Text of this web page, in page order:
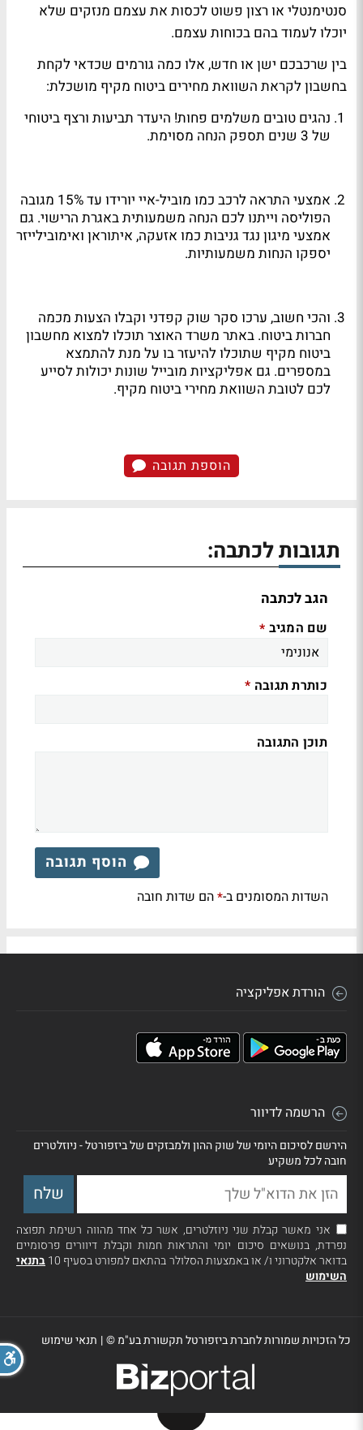
סנטימנטלי או רצון פשוט לכסות את עצמם מנזקים שלא
יוכלו לעמוד בהם בכוחות עצמם.
בין שרכבכם ישן או חדש, אלו כמה גורמים שכדאי לקחת
בחשבוןלקראת השוואת מחירים ביטוח מקיף מושכלת:
נהגים טובים משלמים פחות! היעדר תביעות ורצף ביטוחי
של 3 שנים תספק הנחה מסוימת.
אמצעי התראה לרכב כמו מוביל-איי יורידו עד 15% מגובה
הפוליסה וייתנו לכם הנחה משמעותית באגרת הרישוי. גם
אמצעי מיגון נגד גניבות כמו אזעקה, איתוראן ואימובילייזר
יספקו הנחות משמעותיות.
והכי חשוב, ערכו סקר שוק קפדני וקבלו הצעות מכמה
חברות ביטוח. באתר משרד האוצר תוכלו למצוא מחשבון
ביטוח מקיף שתוכלו להיעזר בו על מנת להתמצא
במספרים. גם אפליקציות מובייל שונות יכולות לסייע
לכם לטובת השוואת מחירי ביטוח מקיף.
הוספת תגובה
תגובות לכתבה:
הגב לכתבה
שם המגיב *
כותרת תגובה *
תוכן התגובה
הוסף תגובה
השדות המסומנים ב-*הם שדות חובה
הורדת אפליקציה
הרשמה לדיוור
הירשם לסיכום היומי של שוק ההון ולמבזקים של ביזפורטל - ניוזלטרים
חובה לכל משקיע
אני מאשר קבלת שני ניוזלטרים, אשר כל אחד מהווה רשימת תפוצה
נפרדת, בנושאים סיכום יומי והתראות חמות וקבלת דיוורים פרסומיים
בדואר אלקטרוני ו/ או באמצעות הסלולר בהתאם למפורט בסעיף 10
בתנאי
השימוש
כל הזכויות שמורות לחברת ביזפורטל תקשורת בע"מ ©| תנאי שימוש